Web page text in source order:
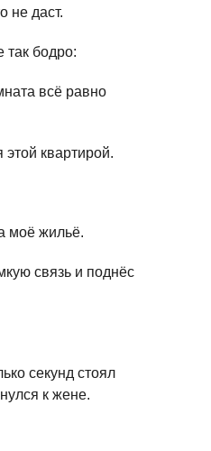
не даст.
так бодро:
всё равно
квартирой.
моё жильё.
связь и поднёс
секунд стоял
к жене.